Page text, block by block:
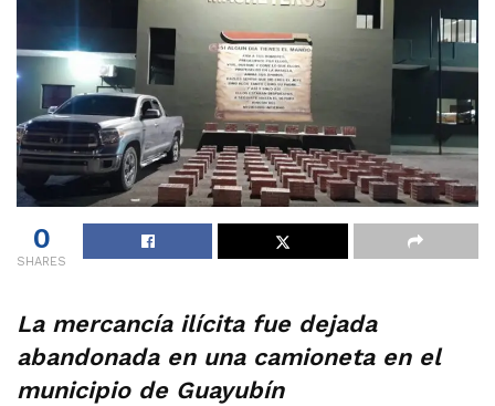
0
SHARES
La mercancía ilícita fue dejada
abandonada en una camioneta en el
municipio de Guayubín